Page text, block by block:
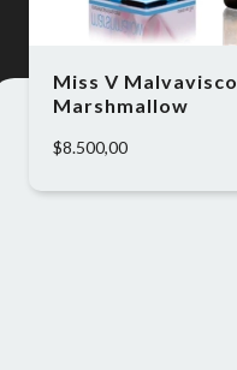
Miss V Malvavisco
Marshmallow
$8.500,00